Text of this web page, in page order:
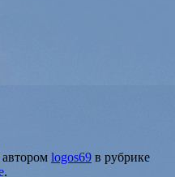
автором logos69 в рубрике
.